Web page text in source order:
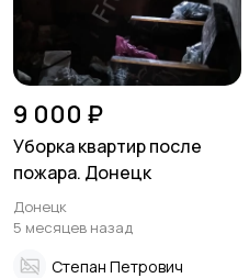
9 000 ₽
Уборка квартир после
пожара. Донецк
Донецк
5 месяцев назад
Степан Петрович